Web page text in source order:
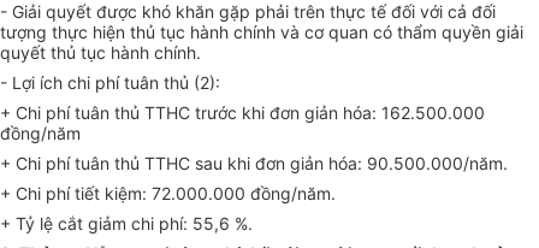
- Giải quyết được khó khăn gặp phải trên thực tế đối với cả đối
tượng thực hiện thủ tục hành chính và cơ quan có thẩm quyền giải
quyết thủ tục hành chính.
- Lợi ích chi phí tuân thủ (2):
+ Chi phí tuân thủ TTHC trước khi đơn giản hóa: 162.500.000
đồng/năm
+ Chi phí tuân thủ TTHC sau khi đơn giản hóa: 90.500.000/năm.
+ Chi phí tiết kiệm: 72.000.000 đồng/năm.
+ Tỷ lệ cắt giảm chi phí: 55,6 %.